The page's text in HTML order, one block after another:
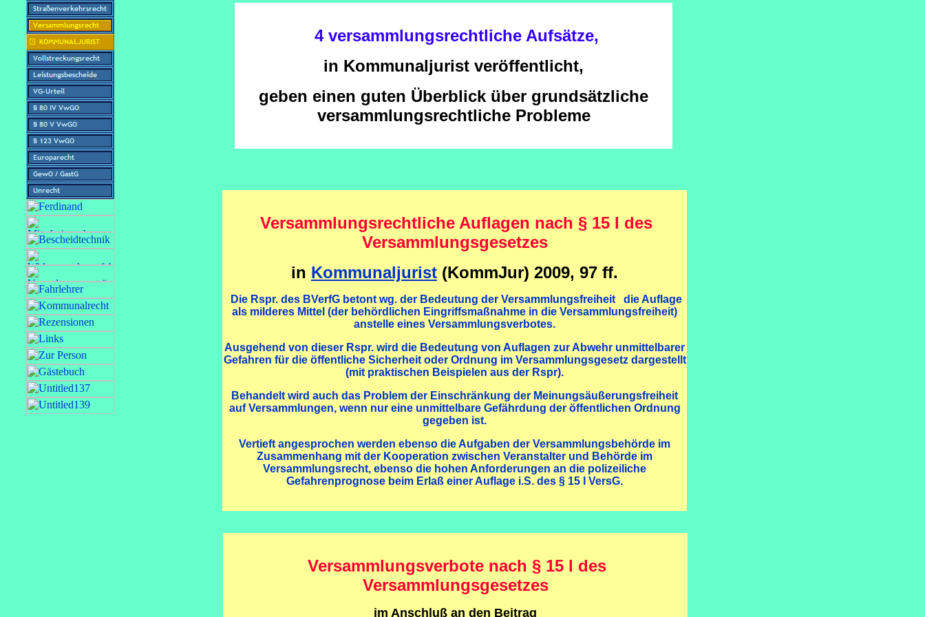
4 versammlungsrechtliche Aufsätze,
in Kommunaljurist veröffentlicht,
geben einen guten Überblick über grundsätzliche
versammlungsrechtliche Probleme
Versammlungsrechtliche Auflagen nach § 15 I des
Versammlungsgesetzes
in Kommunaljurist (KommJur) 2009, 97 ff.
Die Rspr. des BVerfG betont wg. der Bedeutung der Versammlungsfreiheit die Auflage
als milderes Mittel (der behördlichen Eingriffsmaßnahme in die Versammlungsfreiheit)
anstelle eines Versammlungsverbotes.
Ausgehend von dieser Rspr. wird die Bedeutung von Auflagen zur Abwehr unmittelbarer
Gefahren für die öffentliche Sicherheit oder Ordnung im Versammlungsgesetz dargestellt
(mit praktischen Beispielen aus der Rspr).
Behandelt wird auch das Problem der Einschränkung der Meinungsäußerungsfreiheit
auf Versammlungen, wenn nur eine unmittelbare Gefährdung der öffentlichen Ordnung
gegeben ist.
Vertieft angesprochen werden ebenso die Aufgaben der Versammlungsbehörde im
Zusammenhang mit der Kooperation zwischen Veranstalter und Behörde im
Versammlungsrecht, ebenso die hohen Anforderungen an die polizeiliche
Gefahrenprognose beim Erlaß einer Auflage i.S. des § 15 I VersG.
Versammlungsverbote nach § 15 I des
Versammlungsgesetzes
im Anschluß an den Beitrag